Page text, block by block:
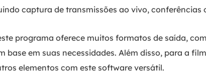
captura de transmissões ao vivo, conferências
programa oferece muitos formatos de saída,
base em suas necessidades. Além disso, para a
elementos com este software versátil.